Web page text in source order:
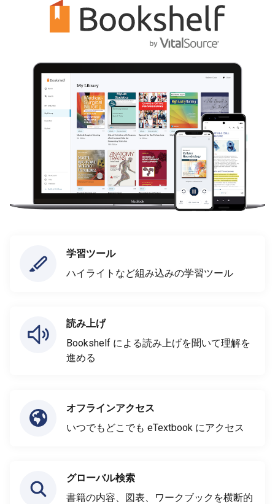
学習ツール
ハイライトなど組み込みの学習ツール
読み上げ
Bookshelf による読み上げを聞いて理解を
進める
オフラインアクセス
いつでもどこでも eTextbook にアクセス
グローバル検索
書籍の内容、図表、ワークブックを横断的